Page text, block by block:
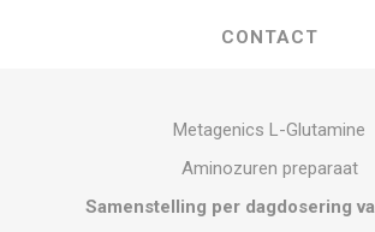
CONTACT
Metagenics L-Glutamine
Aminozuren preparaat
Samenstelling per dagdosering